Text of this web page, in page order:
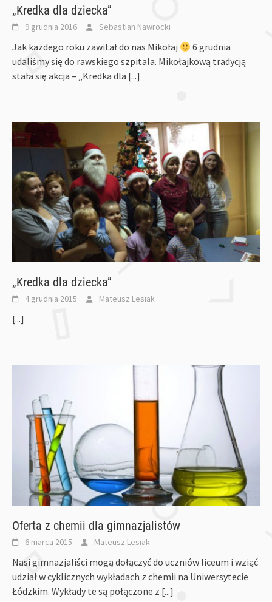
„Kredka dla dziecka”
9 grudnia 2016 Sebastian Nawrocki
Jak każdego roku zawitał do nas Mikołaj
6 grudnia
udaliśmy się do rawskiego szpitala. Mikołajkową tradycją
stała się akcja – „Kredka dla [...]
„Kredka dla dziecka”
4 grudnia 2015 Mateusz Lesiak
[...]
Oferta z chemii dla gimnazjalistów
6 marca 2015 Mateusz Lesiak
Nasi gimnazjaliści mogą dołączyć do uczniów liceum i wziąć
udział w cyklicznych wykładach z chemii na Uniwersytecie
Łódzkim. Wykłady te są połączone z [...]